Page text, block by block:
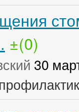
±(0)
30